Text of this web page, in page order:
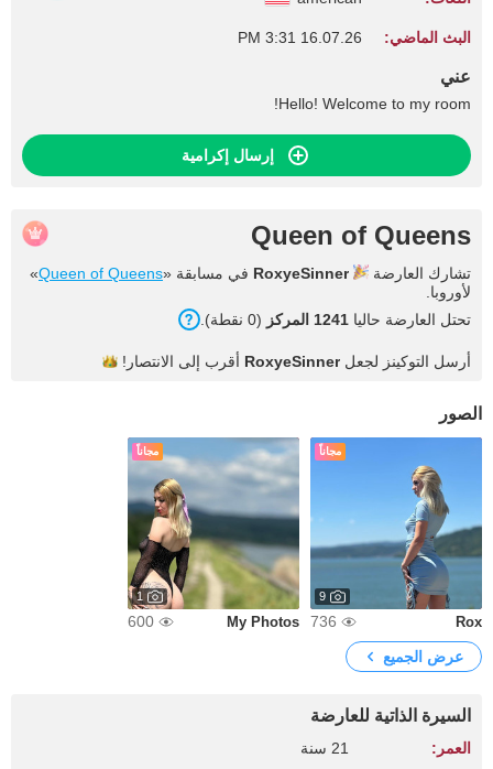
البث الماضي: 16.07.26 3:31 PM
عني
Hello! Welcome to my room!
إرسال إكرامية
Queen of Queens
تشارك العارضة RoxyeSinner في مسابقة «Queen of Queens
»
لأوروبا.
تحتل العارضة حاليا 1241 المركز (0 نقطة).
أرسل التوكينز لجعل RoxyeSinner أقرب إلى الانتصار!
الصور
مجاناً
9
Rox
736
مجاناً
1
My Photos
600
عرض الجميع
السيرة الذاتية للعارضة
العمر: 21 سنة